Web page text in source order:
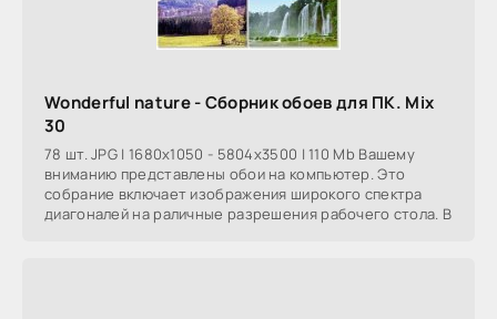
Wonderful nature - Сборник обоев для ПК. Mix
30
78 шт. JPG | 1680x1050 - 5804x3500 | 110 Mb Вашему
вниманию представлены обои на компьютер. Это
собрание включает изображения широкого спектра
диагоналей на раличные разрешения рабочего стола. В